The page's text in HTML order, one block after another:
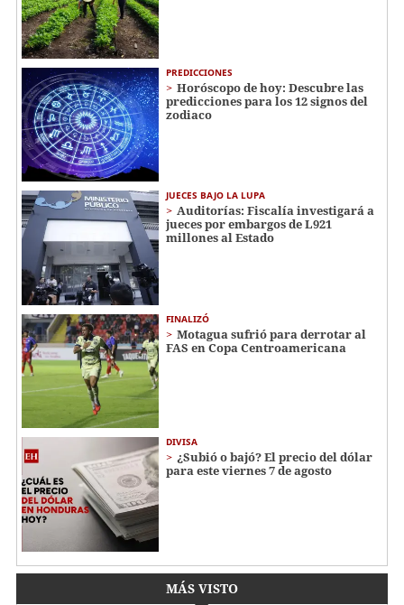
PREDICCIONES
Horóscopo de hoy: Descubre las
predicciones para los 12 signos del
zodiaco
JUECES BAJO LA LUPA
Auditorías: Fiscalía investigará a
jueces por embargos de L921
millones al Estado
FINALIZÓ
Motagua sufrió para derrotar al
FAS en Copa Centroamericana
DIVISA
¿Subió o bajó? El precio del dólar
para este viernes 7 de agosto
MÁS VISTO